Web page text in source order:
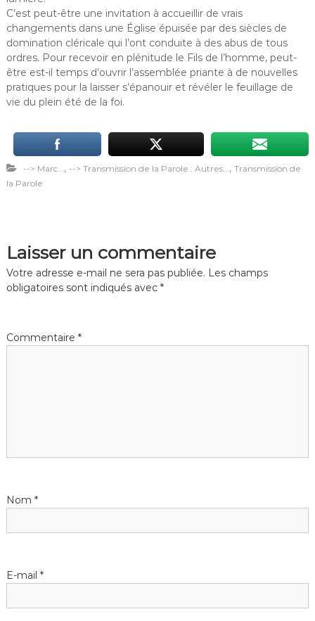
C’est peut-être une invitation à accueillir de vrais
changements dans une Église épuisée par des siècles de
domination cléricale qui l’ont conduite à des abus de tous
ordres. Pour recevoir en plénitude le Fils de l’homme, peut-
être est-il temps d’ouvrir l’assemblée priante à de nouvelles
pratiques pour la laisser s’épanouir et révéler le feuillage de
vie du plein été de la foi.
--> Marc..., --> Transmission de la Parole : Autres..., Transmission de
la Parole
Laisser un commentaire
Votre adresse e-mail ne sera pas publiée. Les champs
obligatoires sont indiqués avec *
Commentaire *
Nom *
E-mail *